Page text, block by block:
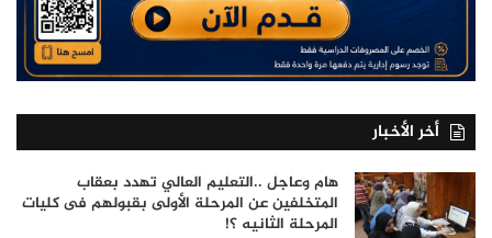
أخر الأخبار
هام وعاجل ..التعليم العالي تهدد بعقاب
المتخلفين عن المرحلة الأولى بقبولهم فى كليات
المرحلة الثانيه ؟!